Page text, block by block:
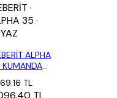
·
35 ·
ALPHA
TL
TL